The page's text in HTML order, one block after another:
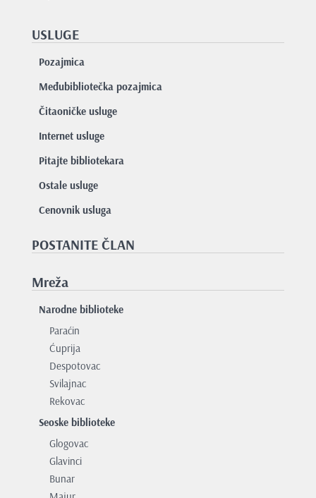
USLUGE
Pozajmica
Međubibliotečka pozajmica
Čitaoničke usluge
Internet usluge
Pitajte bibliotekara
Ostale usluge
Cenovnik usluga
POSTANITE ČLAN
Mreža
Narodne biblioteke
Paraćin
Ćuprija
Despotovac
Svilajnac
Rekovac
Seoske biblioteke
Glogovac
Glavinci
Bunar